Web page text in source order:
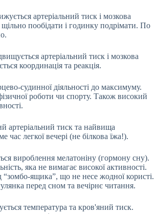
артеріальний тиск і мозкова
пообідати і годинку подрімати. По
артеріальний тиск і мозкова
координація та реакція.
судинної діяльності до максимуму.
роботи чи спорту. Також високий
артеріальний тиск та найвища
час легкої вечері (не білкова їжа!).
вироблення мелатоніну (гормону сну).
яка не вимагає високої активності.
“зомбо-ящика”, що не несе жодної користі.
перед сном та вечірнє читання.
температура та кров'яний тиск.